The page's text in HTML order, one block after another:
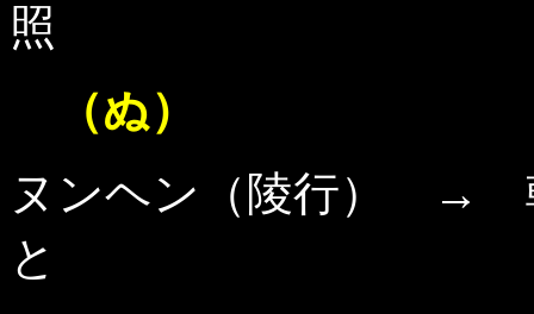
照
（ぬ）
ヌンヘン（陵行） →
と